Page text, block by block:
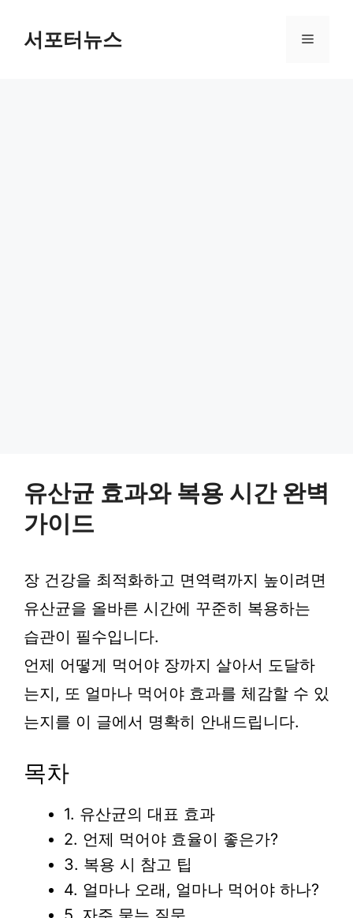
서포터뉴스 메
유산균 효과와 복용 시간 완벽
가이드
장 건강을 최적화하고 면역력까지 높이려면
유산균을 올바른 시간에 꾸준히 복용하는
습관이 필수입니다.
언제 어떻게 먹어야 장까지 살아서 도달하
는지, 또 얼마나 먹어야 효과를 체감할 수 있
는지를 이 글에서 명확히 안내드립니다.
목차
1. 유산균의 대표 효과
2. 언제 먹어야 효율이 좋은가?
3. 복용 시 참고 팁
4. 얼마나 오래, 얼마나 먹어야 하나?